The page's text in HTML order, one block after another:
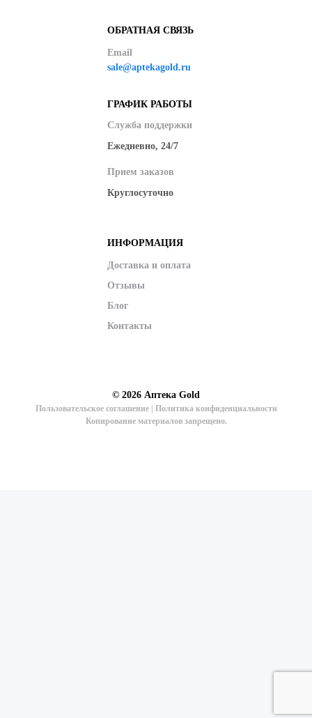
ОБРАТНАЯ СВЯЗЬ
Email
sale@aptekagold.ru
ГРАФИК РАБОТЫ
Служба поддержки
Ежедневно, 24/7
Прием заказов
Круглосуточно
ИНФОРМАЦИЯ
Доставка и оплата
Отзывы
Блог
Контакты
© 2026 Аптека Gold
Пользовательское соглашение| Политика конфиденциальности
Копирование материалов запрещено.